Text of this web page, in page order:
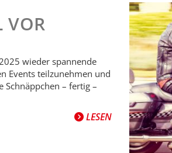
VOR
wieder spannende
Events teilzunehmen und
Schnäppchen – fertig –
LESEN